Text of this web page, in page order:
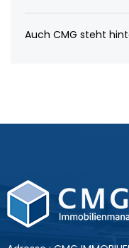
Auch CMG steht